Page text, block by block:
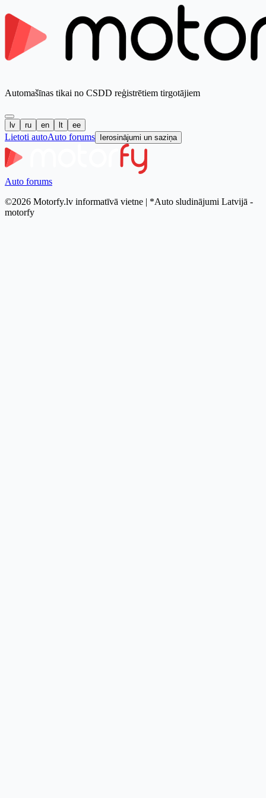
Automašīnas tikai no CSDD reģistrētiem tirgotājiem
lv ru en lt ee
Lietoti autoAuto forums Ierosinājumi un saziņa
Auto forums
©2026 Motorfy.lv informatīvā vietne | *Auto sludinājumi Latvijā -
motorfy